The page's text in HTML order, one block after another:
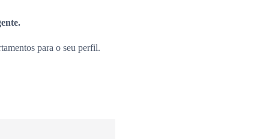
para o seu perfil.